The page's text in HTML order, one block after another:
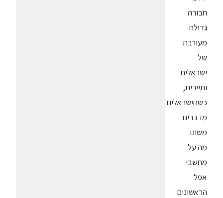
חבורה
גדולה
מעורבת
של
ישראלים
ותיירים,
כשהישראלים
מדברים
משום
מה על
מחשבי
אפל
הראשונים